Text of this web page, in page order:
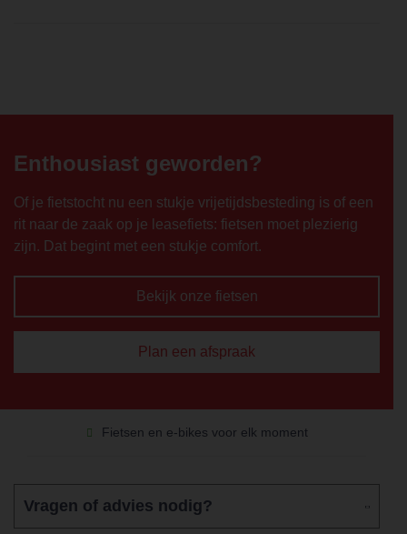
Enthousiast geworden?
Of je fietstocht nu een stukje vrijetijdsbesteding is of een
rit naar de zaak op je leasefiets: fietsen moet plezierig
zijn. Dat begint met een stukje comfort.
Bekijk onze fietsen
Plan een afspraak
Fietsen en e-bikes voor elk moment
Betrouwbare service, ook na aankoop
Vragen of advies nodig?